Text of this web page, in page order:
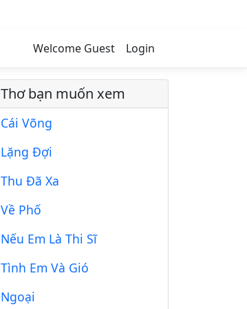
Welcome Guest Login
Thơ bạn muốn xem
Cái Võng
Lặng Đợi
Thu Đã Xa
Về Phố
Nếu Em Là Thi Sĩ
Tình Em Và Gió
Ngoại